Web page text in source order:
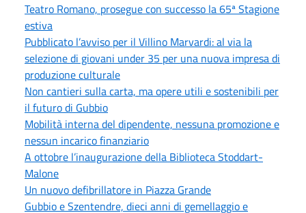
Teatro Romano, prosegue con successo la 65ª Stagione
estiva
Pubblicato l’avviso per il Villino Marvardi: al via la
selezione di giovani under 35 per una nuova impresa di
produzione culturale
Non cantieri sulla carta, ma opere utili e sostenibili per
il futuro di Gubbio
Mobilità interna del dipendente, nessuna promozione e
nessun incarico finanziario
A ottobre l’inaugurazione della Biblioteca Stoddart-
Malone
Un nuovo defibrillatore in Piazza Grande
Gubbio e Szentendre, dieci anni di gemellaggio e